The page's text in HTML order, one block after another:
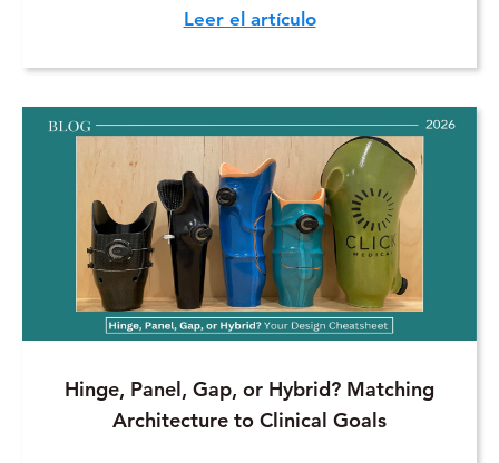
Leer el artículo
Hinge, Panel, Gap, or Hybrid? Matching
Architecture to Clinical Goals